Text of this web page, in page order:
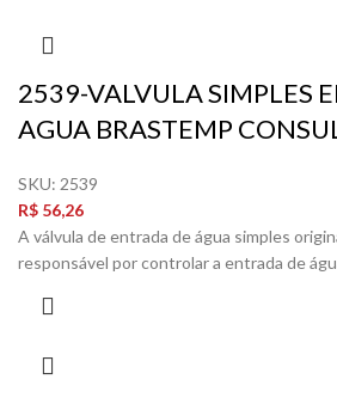
2539-VALVULA SIMPLES
AGUA BRASTEMP
SKU: 2539
R$ 56,26
A válvula de entrada de água simples
responsável por controlar a entrada de